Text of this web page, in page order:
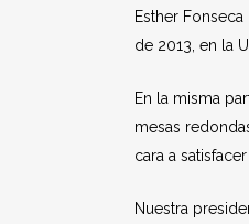
Esther
de 2013, en la
En la misma
mesas
cara a
Nuestra